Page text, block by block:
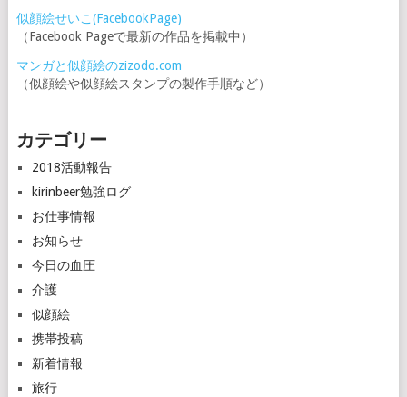
似顔絵せいこ(FacebookPage)
（Facebook Pageで最新の作品を掲載中）
マンガと似顔絵のzizodo.com
（似顔絵や似顔絵スタンプの製作手順など）
カテゴリー
2018活動報告
kirinbeer勉強ログ
お仕事情報
お知らせ
今日の血圧
介護
似顔絵
携帯投稿
新着情報
旅行